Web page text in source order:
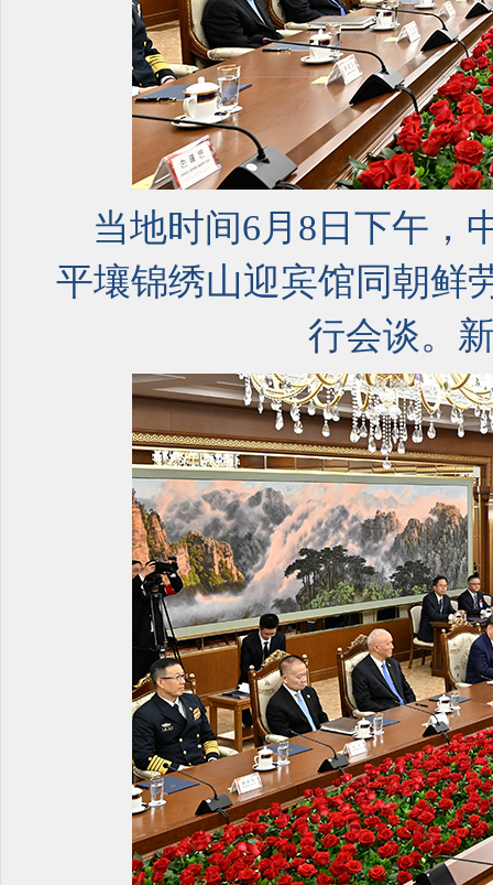
当地时间6月8日下午，
平壤锦绣山迎宾馆同朝鲜
行会谈。